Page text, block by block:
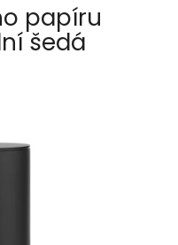
papíru
šedá